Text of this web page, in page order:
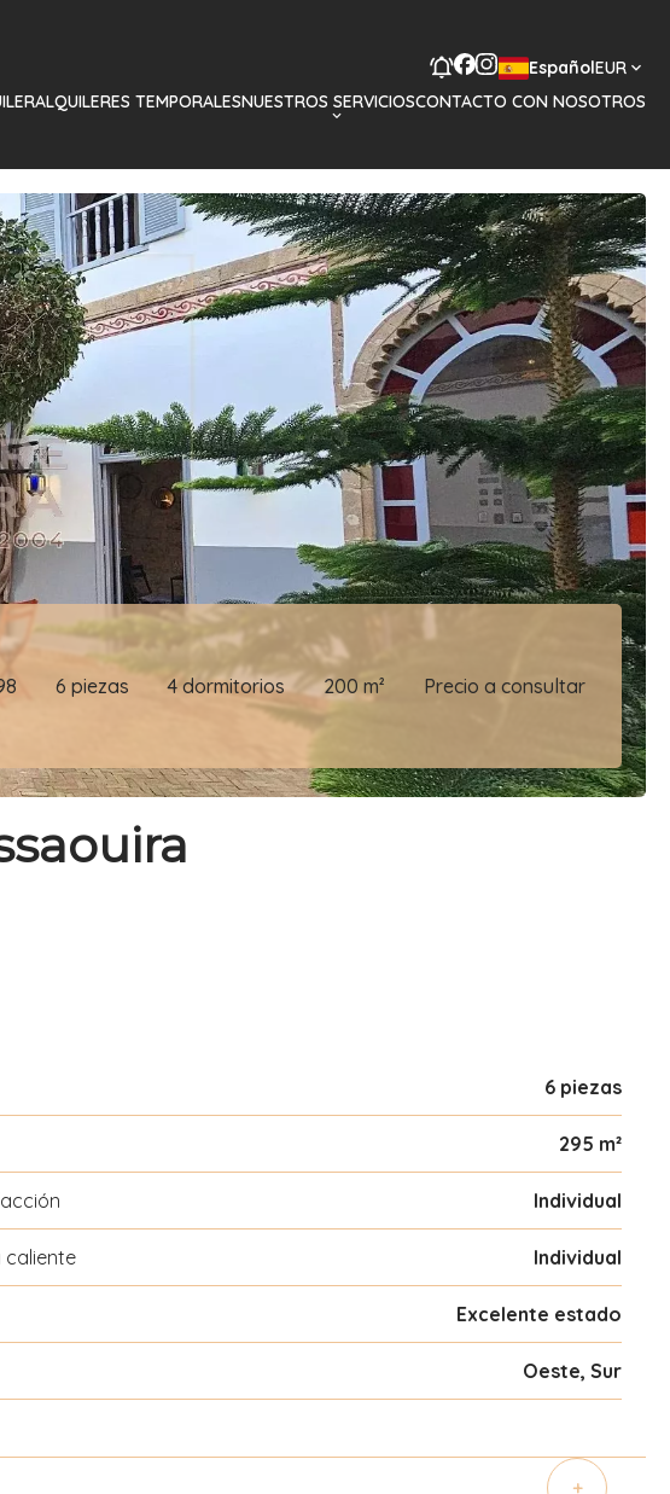
EspañolEUR
ALQUILERES TEMPORALESNUESTROS SERVICIOSCONTACTO CON NOSOTROS
6 piezas 4 dormitorios 200 m² Precio a consultar
6 piezas
295 m²
Individual
Individual
Excelente estado
Oeste, Sur
+